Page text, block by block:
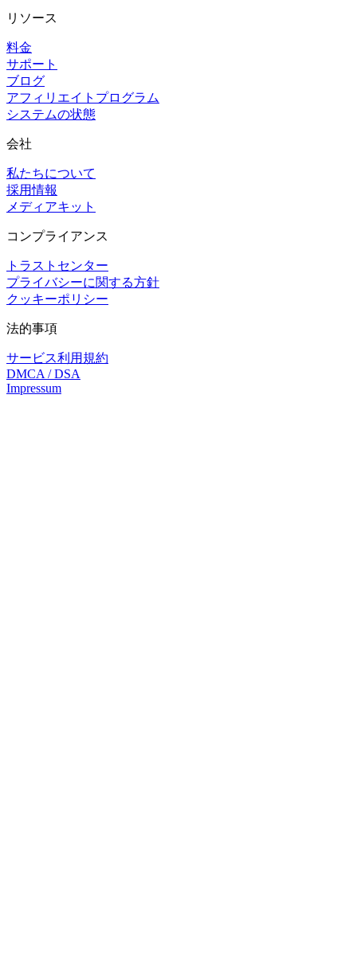
リソース
料金
サポート
ブログ
アフィリエイトプログラム
システムの状態
会社
私たちについて
採用情報
メディアキット
コンプライアンス
トラストセンター
プライバシーに関する方針
クッキーポリシー
法的事項
サービス利用規約
DMCA / DSA
Impressum